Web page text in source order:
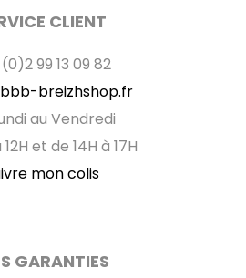
CLIENT
99 13 09 82
breizhshop.fr
au Vendredi
et de 14H à 17H
mon colis
GARANTIES